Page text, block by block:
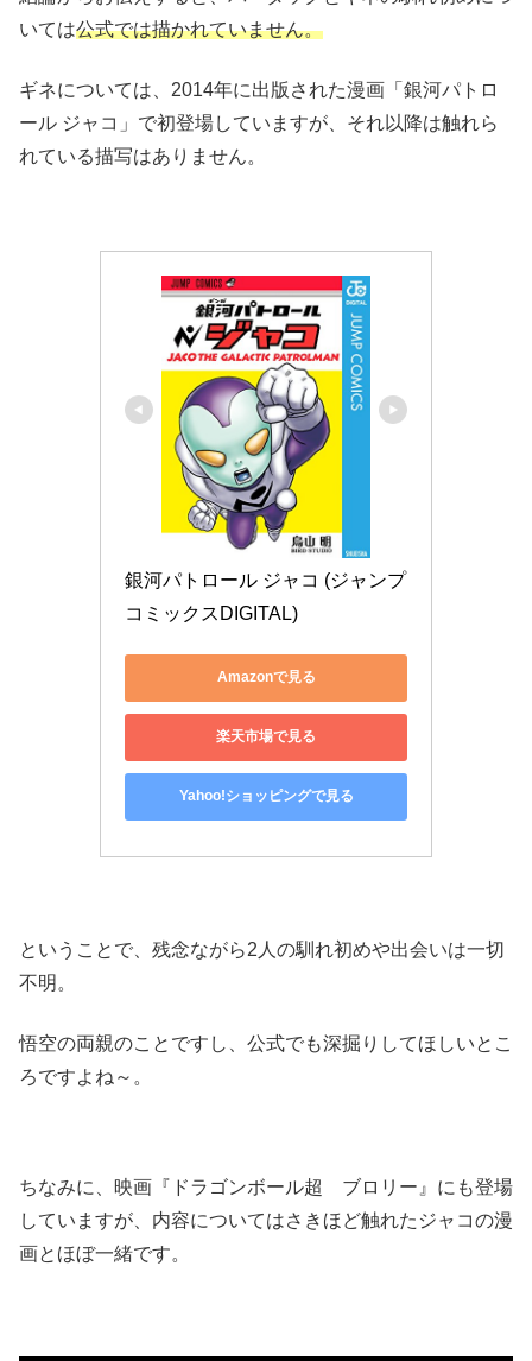
いては公式では描かれていません。
ギネについては、2014年に出版された漫画「銀河パトロ
ール ジャコ」で初登場していますが、それ以降は触れら
れている描写はありません。
銀河パトロール ジャコ (ジャンプ
コミックスDIGITAL)
Amazonで見る
楽天市場で見る
Yahoo!ショッピングで見る
ということで、残念ながら2人の馴れ初めや出会いは一切
不明。
悟空の両親のことですし、公式でも深掘りしてほしいとこ
ろですよね～。
ちなみに、映画『ドラゴンボール超 ブロリー』にも登場
していますが、内容についてはさきほど触れたジャコの漫
画とほぼ一緒です。